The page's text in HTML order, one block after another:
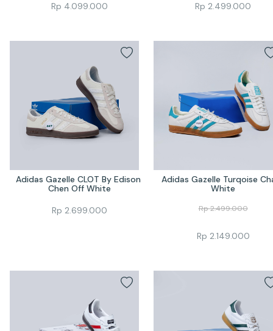
Rp 4.099.000
Rp 2.499.000
Adidas Gazelle CLOT By Edison
Chen Off White
Rp 2.699.000
Adidas Gazelle Turqoise
White
Rp2.499.000
Rp 2.149.000